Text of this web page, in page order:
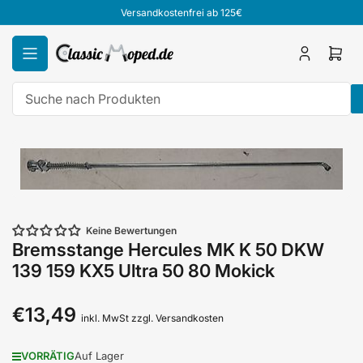
Inhalt
springen
Versandkostenfrei ab 125€
Produkten
Anmelden
Zu
Produktinformationen
Keine Bewertungen
Bremsstange Hercules MK K 50 DKW
139 159 KX5 Ultra 50 80 Mokick
Normaler
€13,49 inkl. MwSt zzgl. Versandkosten
VORRÄTIGAuf Lager